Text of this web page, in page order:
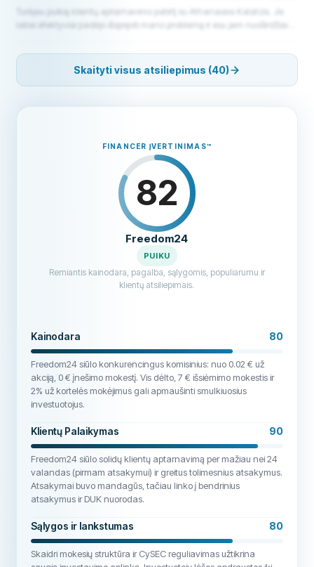
Turėjau puikią klientų aptarnavimo patirtį su Athanasios Kalatzis. Jis
labai efektyviai padėjo išspręsti mano problemą ir esu jam nuoširdžiai
Skaityti visus atsiliepimus (40)
FINANCER ĮVERTINIMAS™
82
Freedom24
PUIKU
Remiantis kainodara, pagalba, sąlygomis, populiarumu ir
klientų atsiliepimais.
Kainodara 80
Freedom24 siūlo konkurencingus komisinius: nuo 0.02 € už
akciją, 0 € įnešimo mokestį. Vis dėlto, 7 € išsiėmimo mokestis ir
2% už kortelės mokėjimus gali apmaušinti smulkiuosius
investuotojus.
Klientų Palaikymas 90
Freedom24 siūlo solidų klientų aptarnavimą per mažiau nei 24
valandas (pirmam atsakymui) ir greitus tolimesnius atsakymus.
Atsakymai buvo mandagūs, tačiau linko į bendrinius
atsakymus ir DUK nuorodas.
Sąlygos ir lankstumas 80
Skaidri mokesių struktūra ir CySEC reguliavimas užtikrina